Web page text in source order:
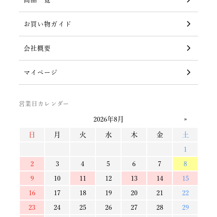
お買い物ガイド
会社概要
マイページ
営業日カレンダー